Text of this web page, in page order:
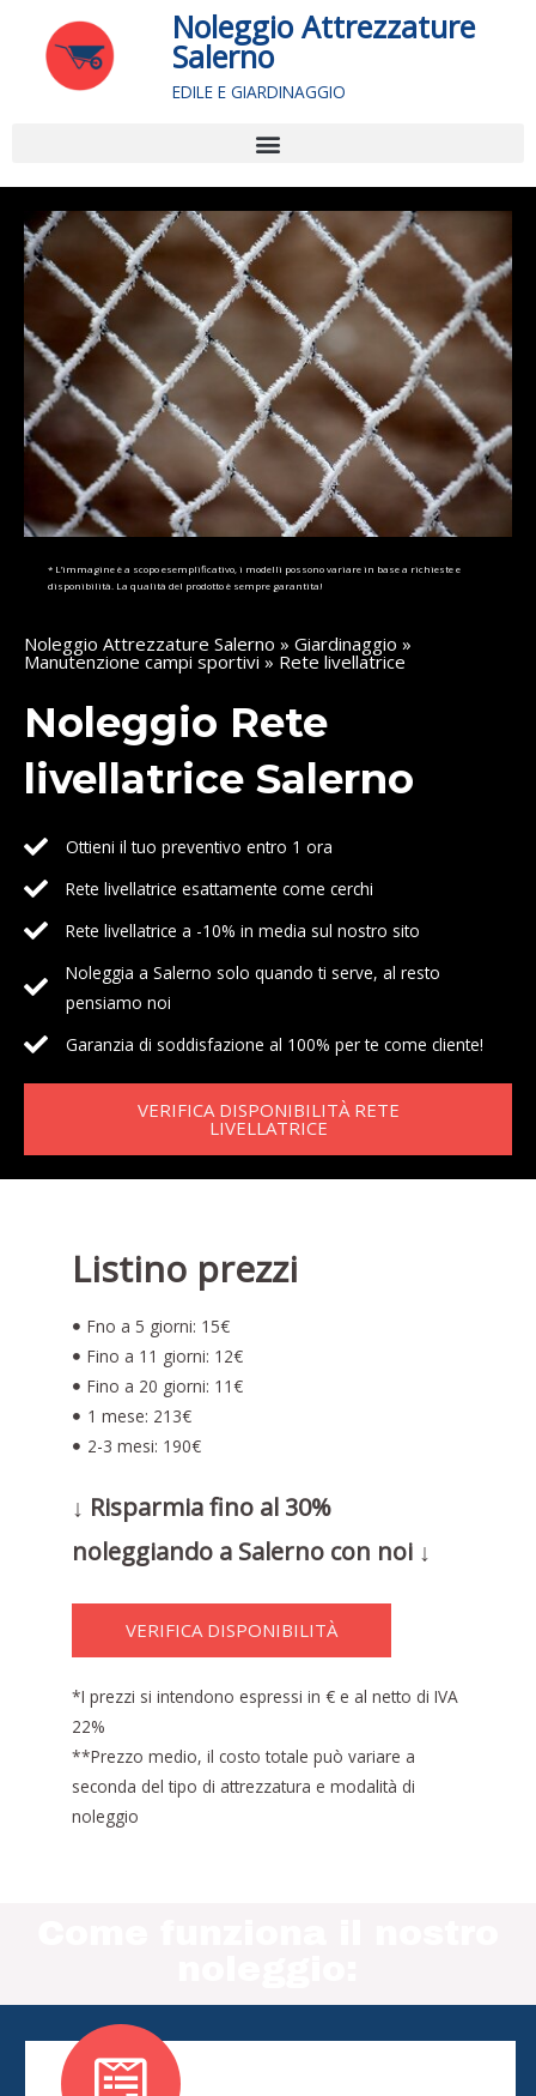
contenuto
Noleggio Attrezzature
Salerno
EDILE E GIARDINAGGIO
Noleggio Attrezzature Salerno » Giardinaggio »
Manutenzione campi sportivi » Rete livellatrice
Noleggio Rete
livellatrice Salerno
Ottieni il tuo preventivo entro 1 ora
Rete livellatrice esattamente come cerchi
Rete livellatrice a -10% in media sul nostro sito
Noleggia a Salerno solo quando ti serve, al resto
pensiamo noi
Garanzia di soddisfazione al 100% per te come cliente!
VERIFICA DISPONIBILITÀ RETE
LIVELLATRICE
* L’immagine è a scopo esemplificativo, i modelli possono variare in base a richieste e
disponibilità. La qualità del prodotto è sempre garantita!
Listino prezzi
Fno a 5 giorni: 15€
Fino a 11 giorni: 12€
Fino a 20 giorni: 11€
1 mese: 213€
2-3 mesi: 190€
↓ Risparmia fino al 30%
noleggiando a Salerno con noi ↓
VERIFICA DISPONIBILITÀ
*I prezzi si intendono espressi in € e al netto di IVA
22%
**Prezzo medio, il costo totale può variare a
seconda del tipo di attrezzatura e modalità di
noleggio